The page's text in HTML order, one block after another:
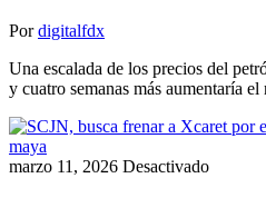
Por digitalfdx
Una escalada de los precios del
y cuatro semanas más aumentaría
marzo 11, 2026 Desactivado